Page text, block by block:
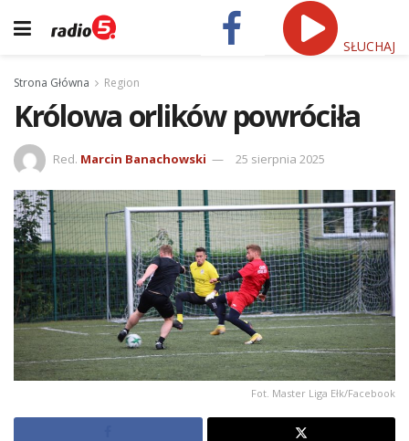
SŁUCHAJ
Strona Główna Region
Królowa orlików powróciła
Red. Marcin Banachowski 25 sierpnia 2025
Fot. Master Liga Ełk/Facebook